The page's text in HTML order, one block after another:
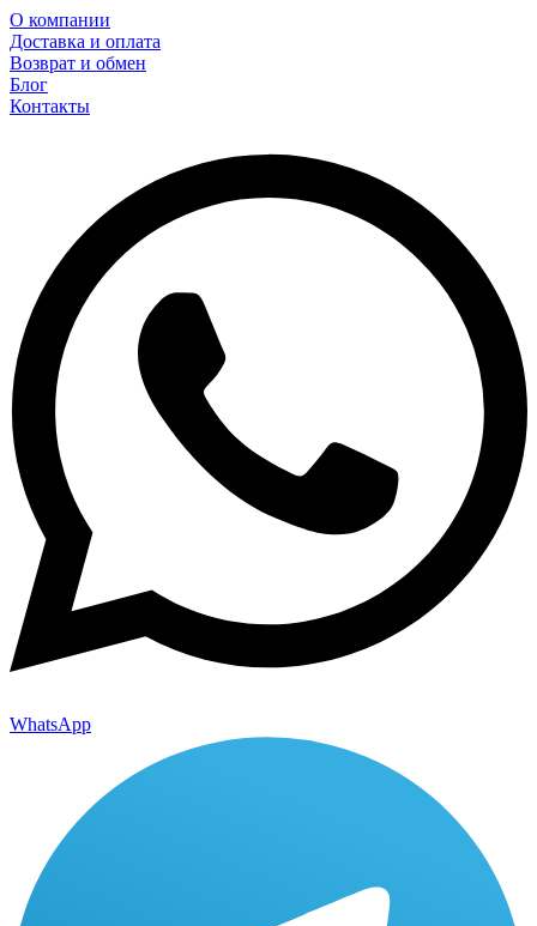
О компании
Доставка и оплата
Возврат и обмен
Блог
Контакты
WhatsApp